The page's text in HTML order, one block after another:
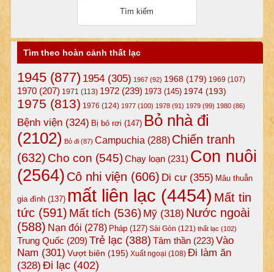
Tìm theo hoàn cảnh thất lạc
1945(877) 1954(305) 1967(92) 1968(179) 1969 (107)
1970(207) 1971 (113) 1972(239) 1973(145) 1974(193)
1975 (813) 1976 (124) 1977(100) 1978(91) 1979(99) 1980(86)
Bệnh viện(324) Bị bỏ rơi (147) Bỏ nhà đi
(2102) Bỏ đi(87) Campuchia (288) Chiến tranh
(632) Cho con (545)Chạy loạn(231) Con nuôi
(2564) Cô nhi viện (606) Di cư(355) Mâu thuẫn
gia đình(137) mất liên lạc (4454) Mất tin
tức(591) Mất tích (536) Mỹ(318) Nước ngoài
(588) Nạn đói (278) Pháp(127) Sài Gòn (121) thất lạc (102)
Trung Quốc (209) Trẻ lạc(388) Tâm thần(223) Vào
Nam (301) Vượt biên (195) Xuất ngoại (108) Đi làm ăn
(328) Đi lạc(402)